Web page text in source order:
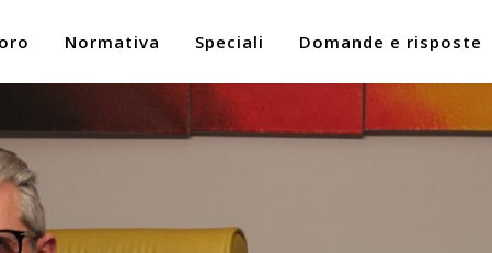
Normativa Speciali Domande e risposte